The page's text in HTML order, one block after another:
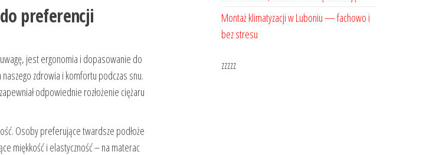
preferencji
jest ergonomia i dopasowanie do
zdrowia i komfortu podczas snu.
odpowiednie rozłożenie ciężaru
Osoby preferujące twardsze podłoże
miękkość i elastyczność – na materac
Montaż klimatyzacji w Luboniu — fachowo i
bez stresu
zzzzz